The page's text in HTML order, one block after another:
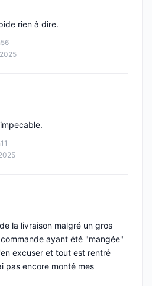
rien à dire.
la livraison malgré un gros
ayant été "mangée"
excuser et tout est rentré
pas encore monté mes